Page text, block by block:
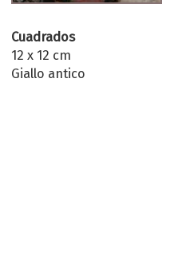
Cuadrados
12 x 12 cm
Giallo antico